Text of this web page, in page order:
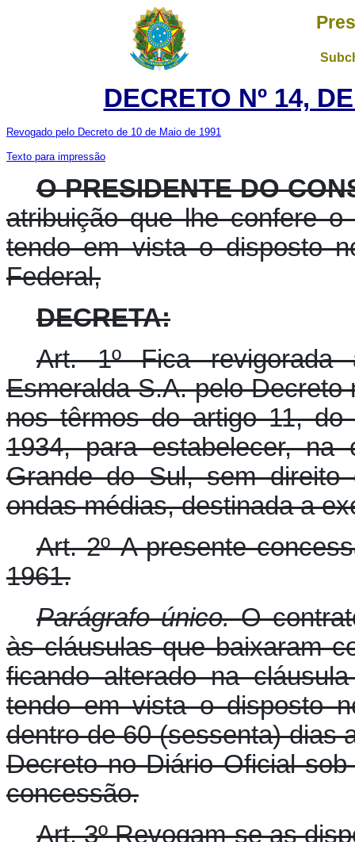
DECRETO Nº 14,
Revogado pelo Decreto de 10 de Maio de 1991
Texto para impressão
O PRESIDENTE DO
atribuição que lhe confere
tendo em vista o disposto
Federal,
DECRETA:
Art. 1º Fica revigorada
Esmeralda S.A. pelo Decreto
nos têrmos do artigo 11,
1934, para estabelecer,
Grande do Sul, sem direito
ondas médias, destinada a
Art. 2º A presente
1961.
Parágrafo único.O
às cláusulas que baixaram
ficando alterado na
tendo em vista o disposto
dentro de 60 (sessenta) dias
Decreto no Diário Oficial
concessão.
Art. 3º Revogam-se as